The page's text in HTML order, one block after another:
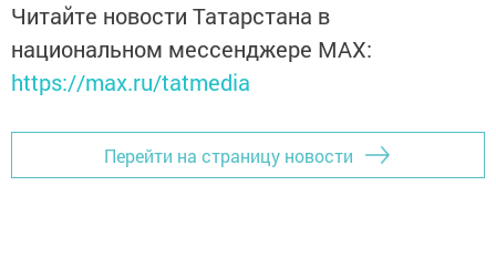
Читайте новости Татарстана в
национальном мессенджере MАХ:
https://max.ru/tatmedia
Перейти на страницу новости